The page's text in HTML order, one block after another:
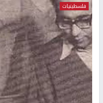
فلسطينيات